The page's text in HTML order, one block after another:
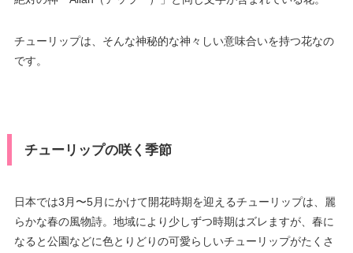
チューリップは、そんな神秘的な神々しい意味合いを持つ花なの
です。
チューリップの咲く季節
日本では3月〜5月にかけて開花時期を迎えるチューリップは、麗
らかな春の風物詩。地域により少しずつ時期はズレますが、春に
なると公園などに色とりどりの可愛らしいチューリップがたくさ